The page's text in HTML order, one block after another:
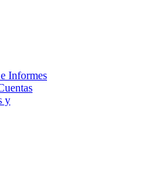
Informes
y